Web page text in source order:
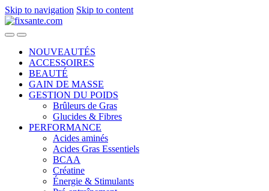
Skip to navigation Skip to content
NOUVEAUTÉS
ACCESSOIRES
BEAUTÉ
GAIN DE MASSE
GESTION DU POIDS
Brûleurs de Gras
Glucides & Fibres
PERFORMANCE
Acides aminés
Acides Gras Essentiels
BCAA
Créatine
Énergie & Stimulants